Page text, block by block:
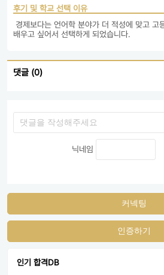
후기 및 학교 선택 이유
배우고 싶어서 선택하게 되었습니다.
댓글 (0)
닉네임
커넥팅
인증하기
인기 합격DB